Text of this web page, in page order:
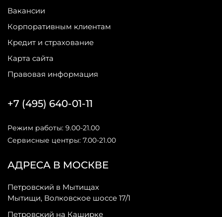
Вакансии
Корпоративным клиентам
Кредит и страхование
Карта сайта
Правовая информация
АДРЕСА В МОСКВЕ
Петровский в Мытищах
Мытищи, Волковское шоссе 17/1
Петровский на Каширке
+7 (495) 640-01-11
Режим работы: 9.00-21.00
Сервисные центры: 7.00-21.00